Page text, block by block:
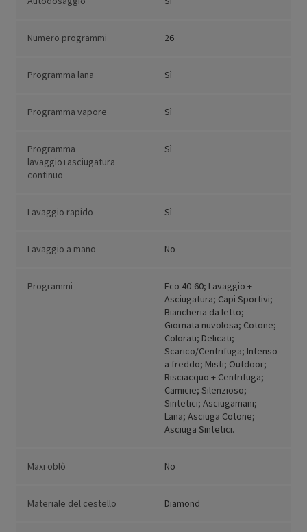
Numero programmi 26
Programma lana Sì
Programma vapore Sì
Programma
lavaggio+asciugatura
continuo
Sì
Lavaggio rapido Sì
Lavaggio a mano No
Programmi
Eco 40-60; Lavaggio +
Asciugatura; Capi Sportivi;
Biancheria da letto;
Giornata nuvolosa; Cotone;
Colorati; Delicati;
Scarico/Centrifuga; Intenso
a freddo; Misti; Outdoor;
Risciacquo + Centrifuga;
Camicie; Silenzioso;
Sintetici; Asciugamani;
Lana; Asciuga Cotone;
Asciuga Sintetici.
Maxi oblò No
Materiale del cestello Diamond